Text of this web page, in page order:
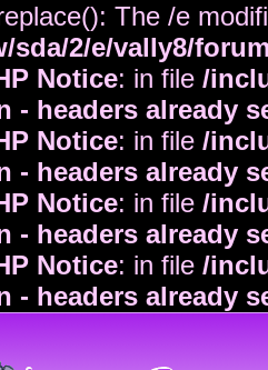
The /e
sda/2/e/vally8/
Notice: in file /
- headers already
Notice: in file /
- headers already
Notice: in file /
- headers already
Notice: in file /
- headers already